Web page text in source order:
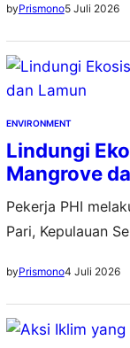
byPrismono5 Juli 2026
ENVIRONMENT
Lindungi
Mangrove
Pekerja PHI
Pari, Kepulauan
byPrismono4 Juli 2026